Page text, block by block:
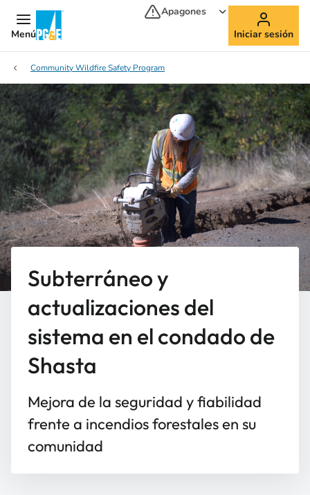
Menú
Apagones
Iniciar sesión
Community Wildfire Safety Program
Subterráneo y
actualizaciones del
sistema en el condado de
Shasta
Mejora de la seguridad y fiabilidad
frente a incendios forestales en su
comunidad